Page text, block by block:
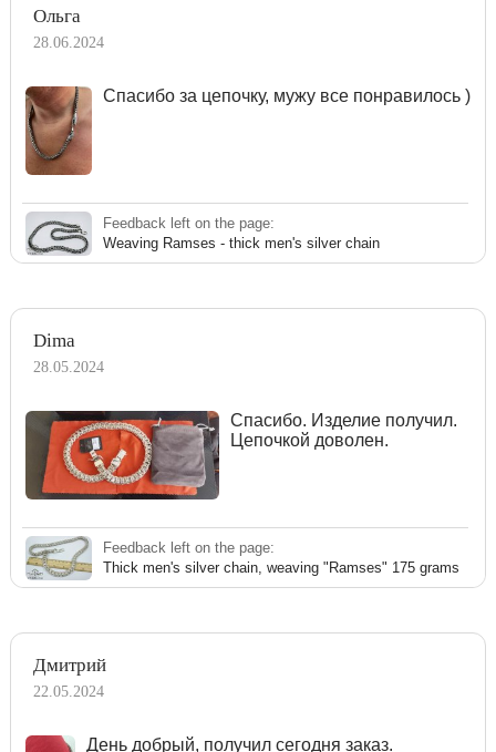
Ольга
28.06.2024
Спасибо за цепочку, мужу все понравилось )
Feedback left on the page:
Weaving Ramses - thick men's silver chain
Dima
28.05.2024
Спасибо. Изделие получил.
Цепочкой доволен.
Feedback left on the page:
Thick men's silver chain, weaving "Ramses" 175 grams
Дмитрий
22.05.2024
День добрый, получил сегодня заказ.